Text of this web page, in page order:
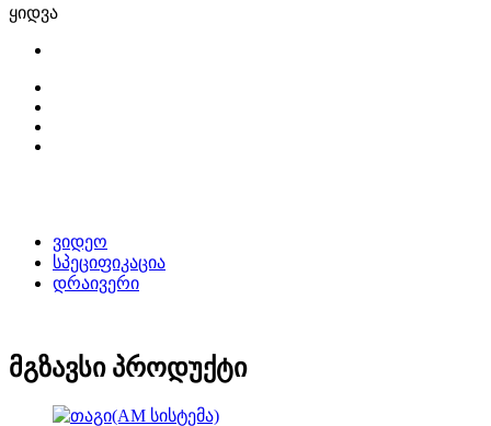
ყიდვა
ვიდეო
სპეციფიკაცია
დრაივერი
მგზავსი პროდუქტი